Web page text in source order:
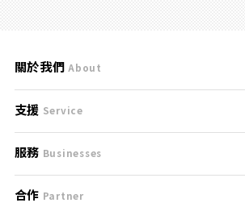
關於我們 About
刊登規範
服務條款
免責聲明
支援 Service
支援中心
聯絡我們
服務 Businesses
什麼是Goo鑑定？
合作 Partner